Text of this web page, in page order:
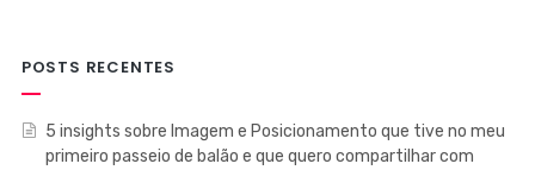
POSTS RECENTES
5 insights sobre Imagem e Posicionamento que tive no meu
primeiro passeio de balão e que quero compartilhar com